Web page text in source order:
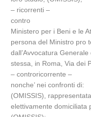
– ricorrenti –
contro
Ministero per i Beni e le
persona del Ministro pro
dall’Avvocatura
stessa, in Roma, Via dei
– controricorrente –
nonche’ nei confronti di:
(OMISSIS),
elettivamente domiciliata